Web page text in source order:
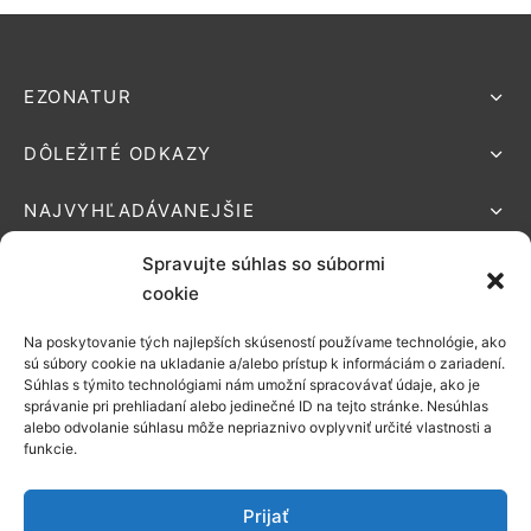
Spravujte súhlas so súbormi
cookie
Na poskytovanie tých najlepších skúseností používame technológie, ako
sú súbory cookie na ukladanie a/alebo prístup k informáciám o zariadení.
Súhlas s týmito technológiami nám umožní spracovávať údaje, ako je
správanie pri prehliadaní alebo jedinečné ID na tejto stránke. Nesúhlas
alebo odvolanie súhlasu môže nepriaznivo ovplyvniť určité vlastnosti a
funkcie.
Prijať
EZONATUR
DÔLEŽITÉ ODKAZY
NAJVYHĽADÁVANEJŠIE
Podporované platby:
Možnosti
doručenia: